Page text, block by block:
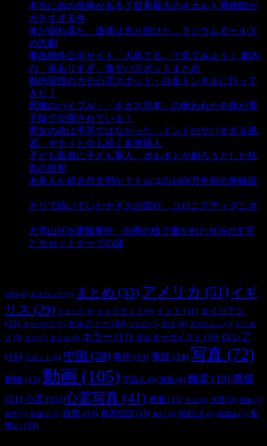
本当に命の危険がある？世界最大のオカルト博物館が
ガチすぎる件
体が崩れ落ち、遺体は光り続けた…ラジウムガールズ
の悲劇
事故物件公示サイト「大島てる」で見てみよう！ 都内
の「炎ありすぎ」激ヤバスポットまとめ
都内屈指のガチ心霊スポット・白金トンネルに行って
きた！
悪魔のバイブル・『ギガス写本』の呪われた中身が電
子版で公開されている！
男女の命は平等ではなかった…インドのヤバすぎる風
習、サティと今も続く名誉殺人
子ども医者に子ども軍人、ポルポトが創ろうとした狂
気の世界
未来人か超古代文明か？トルコの1400万年前の車輪痕
チリで続いていたナチスの蛮行、コロニアディグニダ
大雪山SOS遭難事件 白樺の枝で書かれたSOSの文字
とカセットテープの謎
UFO (6) おそロシア (7) まとめ (33) アメリカ (51) イギ
リス (29) イタリア (6) イングランド (9) インド (11) エイリアン
(12) オーパーツ (7) セルフィー (10) ゾンビ (7) タイ (9) タマヒュン (7)
ドッキ
リ (8) ネコ (7) ホテル (6) ホラー (17) ポルターガイスト (10) ロシア
(16)
ロボット (6) 中国 (28) 事件 (13) 事故 (14) 写真 (72)
動物 (13) 動画 (105) 宇宙人 (9) 実験 (9) 幽霊 (19) 廃墟
(21) 心霊 (15) 心霊写真 (41) 悪魔 (11) 火山 (6) 火星 (9) 画像 (7)
科学 (7) 自撮り (7) 自然 (13) 都市伝説 (10) 釣り (6) 閲覧注意 (6) 陰謀論 (7) 鬼
怖い (10)